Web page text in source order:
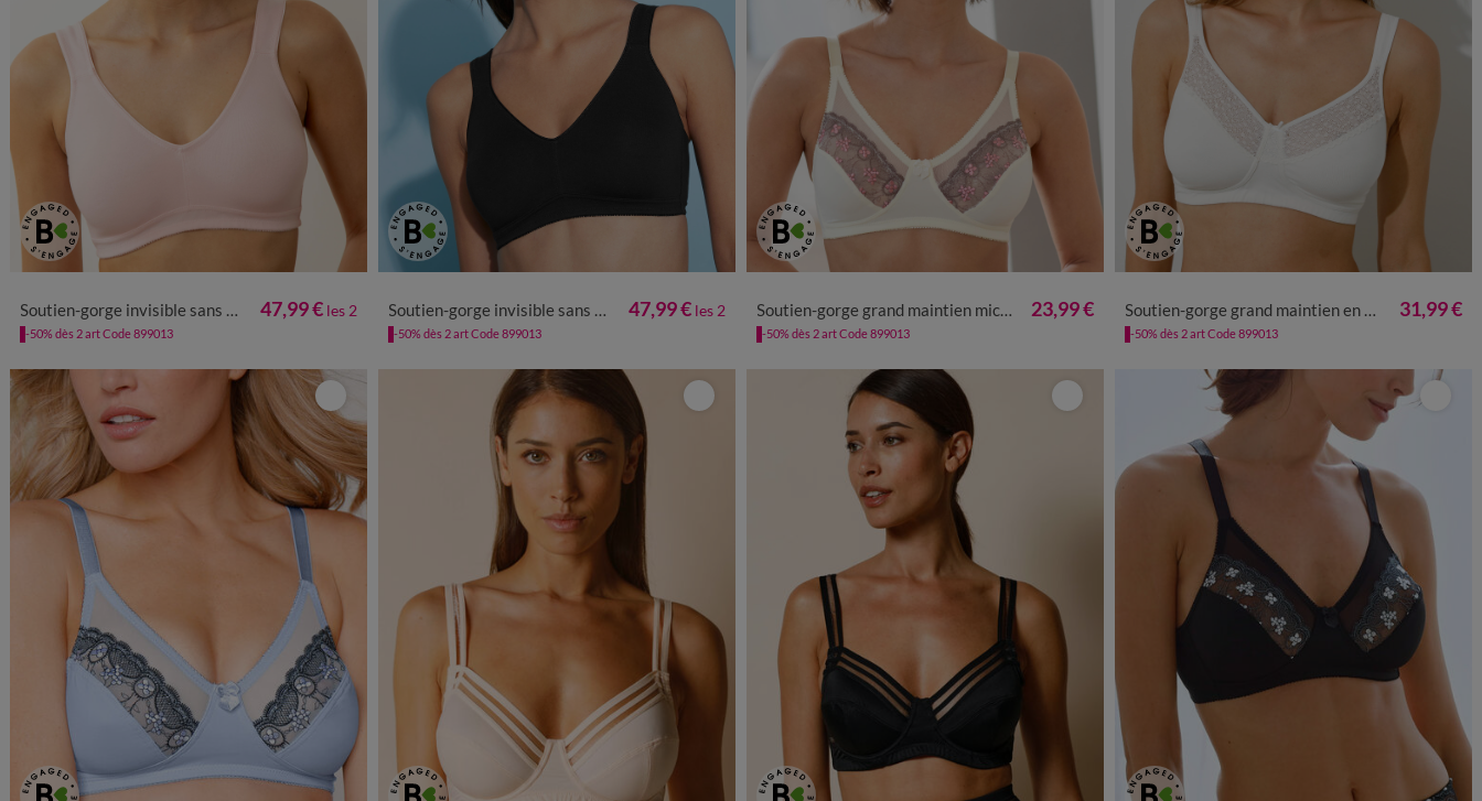
Soutien-gorge invisible sans armatures - lot de 2 47,99 € les 2
-50% dès 2 art Code 899013
Soutien-gorge invisible sans armatures - lot de 2 47,99 € les 2
-50% dès 2 art Code 899013
Soutien-gorge grand maintien microfibre Caminata - sans armatures 23,99 €
-50% dès 2 art Code 899013
Soutien-gorge grand maintien en coton stretch - sans armatures 31,99 €
-50% dès 2 art Code 899013